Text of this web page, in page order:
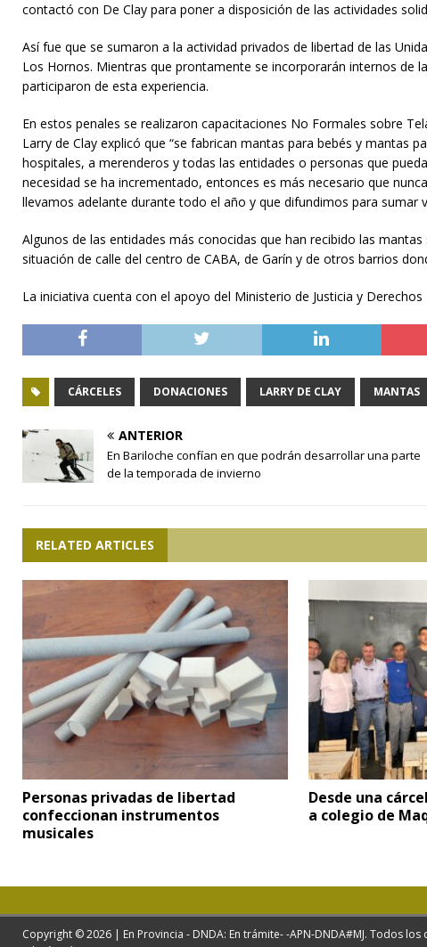
contactó con De Clay para poner a disposición de las actividades
Así fue que se sumaron a la actividad privados de libertad de las
Los Hornos. Mientras que prontamente se incorporarán internos de
participaron de esta experiencia.
En estos penales se realizaron capacitaciones No Formales sobre
Larry de Clay explicó que “se fabrican mantas para bebés y mantas
hospitales, a merenderos y todas las entidades o personas que
necesidad se ha incrementado, entonces es más necesario que
llevamos adelante durante todo el año y que difundimos para sumar
Algunos de las entidades más conocidas que han recibido las
situación de calle del centro de CABA, de Garín y de otros barrios
La iniciativa cuenta con el apoyo del Ministerio de Justicia y
CÁRCELES DONACIONES LARRY DE CLAY MANTAS
ANTERIOR
En Bariloche confían en que podrán desarrollar una parte
de la temporada de invierno
RELATED ARTICLES
Personas privadas de libertad
confeccionan instrumentos
musicales
Desde una
a colegio de
Copyright © 2026 | En Provincia - DNDA: En trámite- -APN-DNDA#MJ. Todos